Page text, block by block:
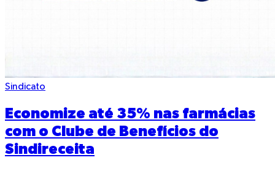
Sindicato
Economize até 35% nas farmácias
com o Clube de Benefícios do
Sindireceita